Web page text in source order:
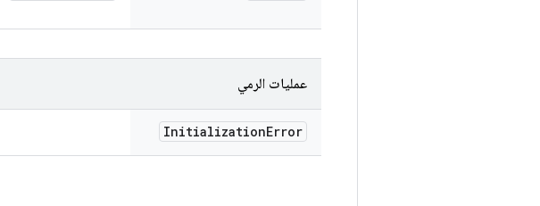
عمليات الرمي
InitializationError